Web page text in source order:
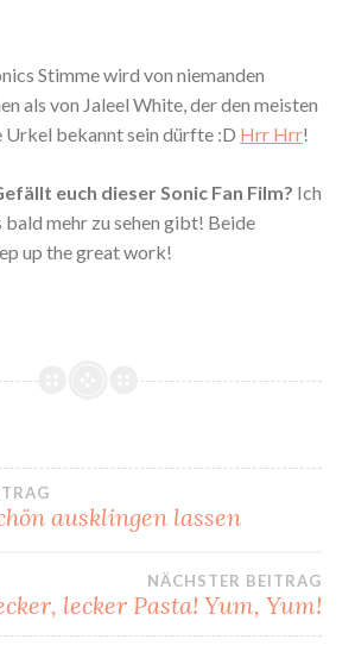
Stimme wird von niemanden
als von Jaleel White, der den meisten
Urkel bekannt sein dürfte :D Hrr Hrr!
euch dieser Sonic Fan Film? Ich
bald mehr zu sehen gibt! Beide
up the great work!
ausklingen lassen
NÄCHSTER BEITRAG
lecker Pasta! Yum, Yum!